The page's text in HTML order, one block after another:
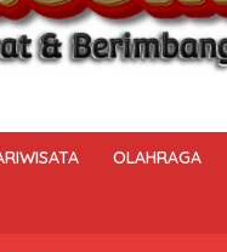
OLAHRAGA